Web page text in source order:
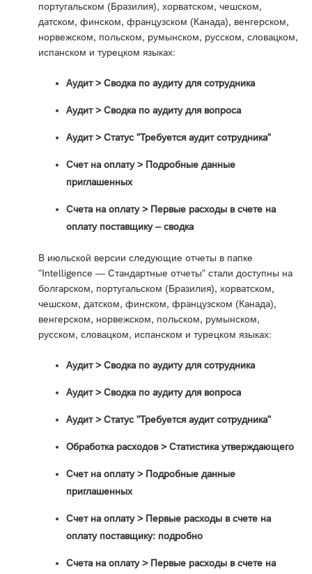
португальском (Бразилия), хорватском, чешском,
датском, финском, французском (Канада), венгерском,
норвежском, польском, румынском, русском, словацком,
испанском и турецком языках:
Аудит > Сводка по аудиту для сотрудника
Аудит > Сводка по аудиту для вопроса
Аудит > Статус "Требуется аудит сотрудника"
Счет на оплату > Подробные данные
приглашенных
Счета на оплату > Первые расходы в счете на
оплату поставщику – сводка
В июльской версии следующие отчеты в папке
"Intelligence — Стандартные отчеты" стали доступны на
болгарском, португальском (Бразилия), хорватском,
чешском, датском, финском, французском (Канада),
венгерском, норвежском, польском, румынском,
русском, словацком, испанском и турецком языках:
Аудит > Сводка по аудиту для сотрудника
Аудит > Сводка по аудиту для вопроса
Аудит > Статус "Требуется аудит сотрудника"
Обработка расходов > Статистика утверждающего
Счет на оплату > Подробные данные
приглашенных
Счет на оплату > Первые расходы в счете на
оплату поставщику: подробно
Счета на оплату > Первые расходы в счете на